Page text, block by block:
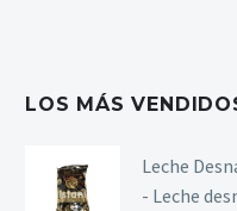
LOS MÁS
Leche
- Leche